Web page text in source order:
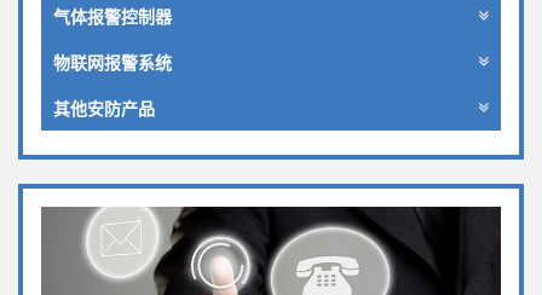
气体报警控制器
物联网报警系统
其他安防产品